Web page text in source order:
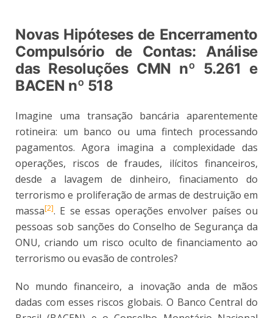
Novas Hipóteses de Encerramento
Compulsório de Contas: Análise
das Resoluções CMN nº 5.261 e
BACEN nº 518
Imagine uma transação bancária aparentemente
rotineira: um banco ou uma fintech processando
pagamentos. Agora imagina a complexidade das
operações, riscos de fraudes, ilícitos financeiros,
desde a lavagem de dinheiro, finaciamento do
terrorismo e proliferação de armas de destruição em
massa[2]. E se essas operações envolver países ou
pessoas sob sanções do Conselho de Segurança da
ONU, criando um risco oculto de financiamento ao
terrorismo ou evasão de controles?
No mundo financeiro, a inovação anda de mãos
dadas com esses riscos globais. O Banco Central do